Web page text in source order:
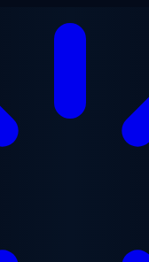
содержанию